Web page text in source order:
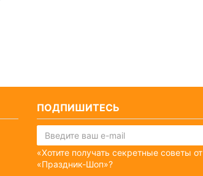
ПОДПИШИТЕСЬ
«Хотите получать секретные советы от
«Праздник-Шоп»?